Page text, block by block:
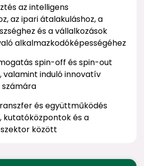
az intelligens
az ipari átalakuláshoz, a
és a vállalkozások
alkalmazkodóképességéhez
spin-off és spin-out
valamint induló innovatív
és együttműködés
kutatóközpontok és a
között